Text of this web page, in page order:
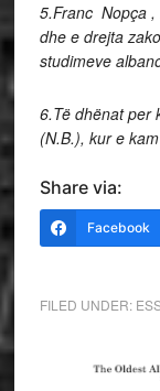
5.Franc Nopça ,
dhe e drejta
studimeve
6.Të dhënat per
(N.B.), kur e
Share via:
Facebook
FILED UNDER: